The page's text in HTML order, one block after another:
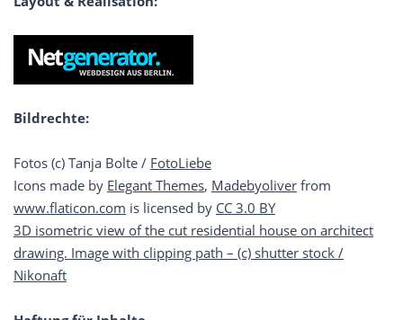
Bildrechte:
Fotos (c) Tanja Bolte / FotoLiebe
Icons made by Elegant Themes, Madebyoliver from
www.flaticon.com is licensed by CC 3.0 BY
3D isometric view of the cut residential house on architect
drawing. Image with clipping path – (c) shutter stock /
Nikonaft